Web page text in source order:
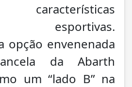
esportivas.
opção envenenada
da Abarth
um “lado B” na